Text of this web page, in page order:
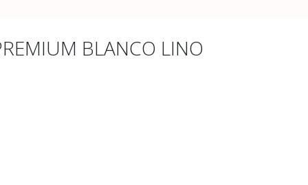
BLANCO LINO